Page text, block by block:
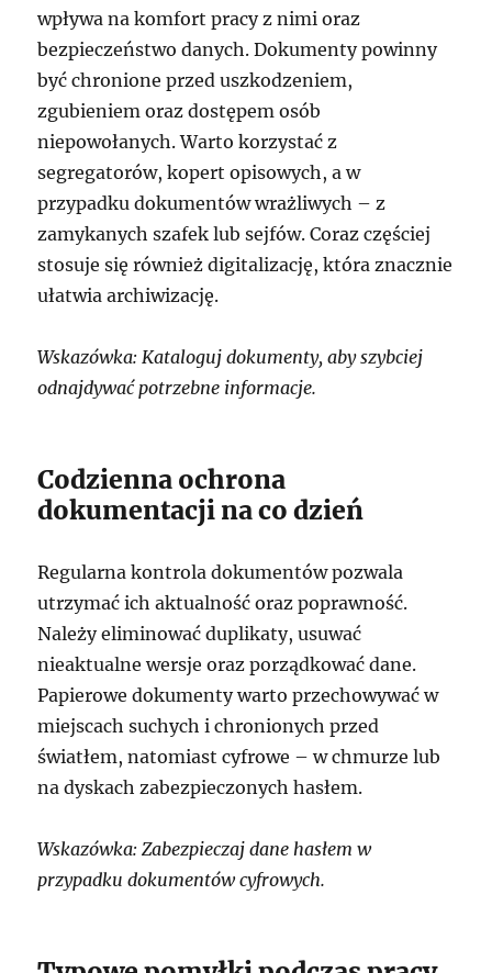
wpływa na komfort pracy z nimi oraz
bezpieczeństwo danych. Dokumenty powinny
być chronione przed uszkodzeniem,
zgubieniem oraz dostępem osób
niepowołanych. Warto korzystać z
segregatorów, kopert opisowych, a w
przypadku dokumentów wrażliwych – z
zamykanych szafek lub sejfów. Coraz częściej
stosuje się również digitalizację, która znacznie
ułatwia archiwizację.
Wskazówka: Kataloguj dokumenty, aby szybciej
odnajdywać potrzebne informacje.
Codzienna ochrona
dokumentacji na co dzień
Regularna kontrola dokumentów pozwala
utrzymać ich aktualność oraz poprawność.
Należy eliminować duplikaty, usuwać
nieaktualne wersje oraz porządkować dane.
Papierowe dokumenty warto przechowywać w
miejscach suchych i chronionych przed
światłem, natomiast cyfrowe – w chmurze lub
na dyskach zabezpieczonych hasłem.
Wskazówka: Zabezpieczaj dane hasłem w
przypadku dokumentów cyfrowych.